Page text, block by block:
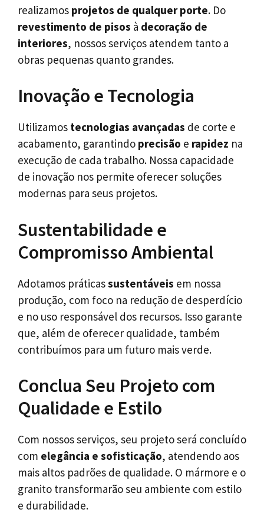
realizamos projetos de qualquer porte. Do
revestimento de pisos à decoração de
interiores, nossos serviços atendem tanto a
obras pequenas quanto grandes.
Inovação e Tecnologia
Utilizamos tecnologias avançadas de corte e
acabamento, garantindo precisão e rapidez na
execução de cada trabalho. Nossa capacidade
de inovação nos permite oferecer soluções
modernas para seus projetos.
Sustentabilidade e
Compromisso Ambiental
Adotamos práticassustentáveis em nossa
produção, com foco na redução de desperdício
e no uso responsável dos recursos. Isso garante
que, além de oferecer qualidade, também
contribuímos para um futuro mais verde.
Conclua Seu Projeto com
Qualidade e Estilo
Com nossos serviços, seu projeto será concluído
com elegância e sofisticação, atendendo aos
mais altos padrões de qualidade. O mármore e o
granito transformarão seu ambiente com estilo
e durabilidade.